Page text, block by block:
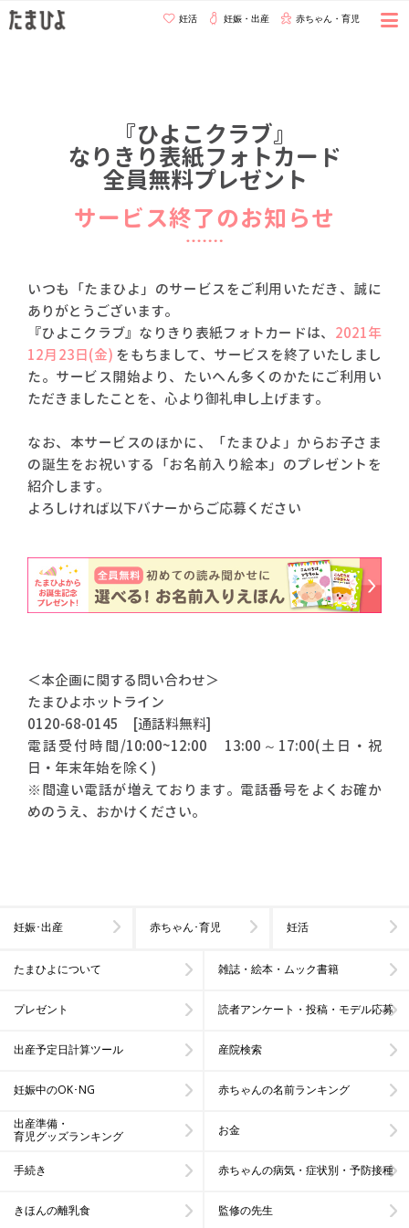
妊活 妊娠・出産 赤ちゃん・育児
『ひよこクラブ』
なりきり表紙フォトカード
全員無料プレゼント
サービス終了のお知らせ
いつも「たまひよ」のサービスをご利用いただき、誠に
ありがとうございます。
『ひよこクラブ』なりきり表紙フォトカードは、 2021年
12月23日(金) をもちまして、サービスを終了いたしまし
た。サービス開始より、たいへん多くのかたにご利用い
ただきましたことを、心より御礼申し上げます。
なお、本サービスのほかに、「たまひよ」からお子さま
の誕生をお祝いする「お名前入り絵本」のプレゼントを
紹介します。
よろしければ以下バナーからご応募ください
＜本企画に関する問い合わせ＞
たまひよホットライン
0120-68-0145 [通話料無料]
電話受付時間/10:00~12:00 13:00～17:00(土日・祝
日・年末年始を除く)
※間違い電話が増えております。電話番号をよくお確か
めのうえ、おかけください。
妊娠･出産 赤ちゃん･育児 妊活
たまひよについて 雑誌・絵本・ムック書籍
プレゼント 読者アンケート・投稿・モデル応募
出産予定日計算ツール 産院検索
妊娠中のOK･NG 赤ちゃんの名前ランキング
出産準備・
育児グッズランキング
お金
手続き 赤ちゃんの病気・症状別・予防接種
きほんの離乳食 監修の先生